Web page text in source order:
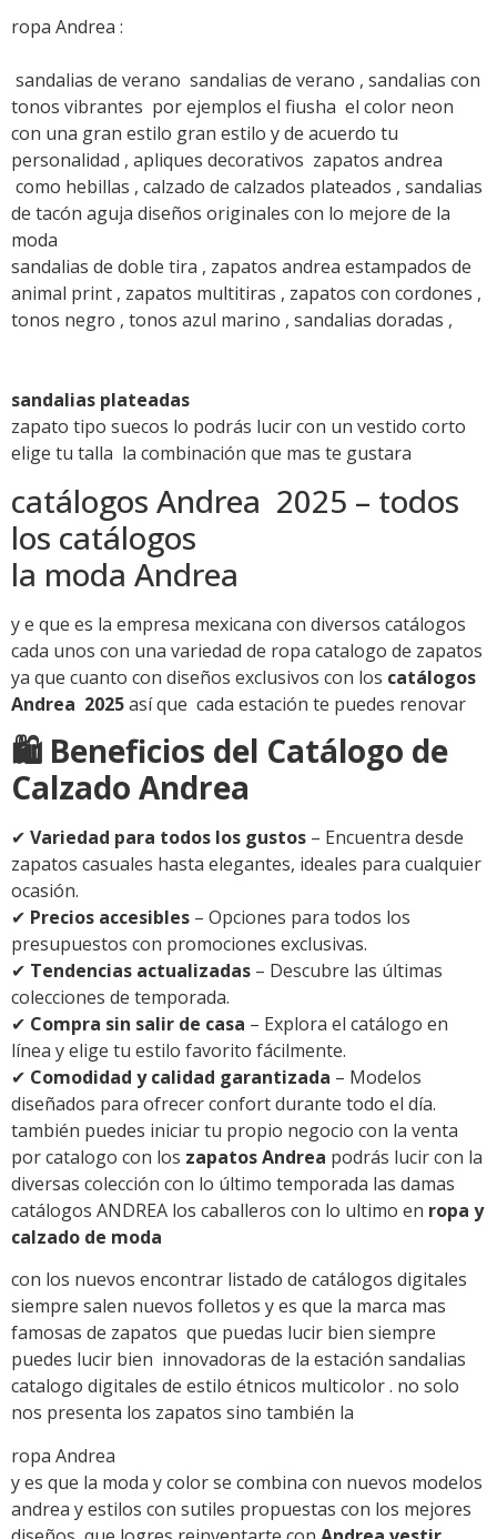
ropa Andrea :
sandalias de verano sandalias de verano , sandalias con
tonos vibrantes por ejemplos el fiusha el color neon
con una gran estilo gran estilo y de acuerdo tu
personalidad , apliques decorativos zapatos andrea
como hebillas , calzado de calzados plateados , sandalias
de tacón aguja diseños originales con lo mejore de la
moda
sandalias de doble tira , zapatos andrea estampados de
animal print , zapatos multitiras , zapatos con cordones ,
tonos negro , tonos azul marino , sandalias doradas ,
sandalias plateadas
zapato tipo suecos lo podrás lucir con un vestido corto
elige tu talla la combinación que mas te gustara
catálogos Andrea 2025 – todos
los catálogos
la moda Andrea
y e que es la empresa mexicana con diversos catálogos
cada unos con una variedad de ropa catalogo de zapatos
ya que cuanto con diseños exclusivos con los catálogos
Andrea 2025así que cada estación te puedes renovar
🛍️ Beneficios del Catálogo de
Calzado Andrea
✔ Variedad para todos los gustos – Encuentra desde
zapatos casuales hasta elegantes, ideales para cualquier
ocasión.
✔ Precios accesibles – Opciones para todos los
presupuestos con promociones exclusivas.
✔ Tendencias actualizadas – Descubre las últimas
colecciones de temporada.
✔ Compra sin salir de casa – Explora el catálogo en
línea y elige tu estilo favorito fácilmente.
✔ Comodidad y calidad garantizada – Modelos
diseñados para ofrecer confort durante todo el día.
también puedes iniciar tu propio negocio con la venta
por catalogo con los zapatos Andrea podrás lucir con la
diversas colección con lo último temporada las damas
catálogos ANDREA los caballeros con lo ultimo en ropa y
calzado de moda
con los nuevos encontrar listado de catálogos digitales
siempre salen nuevos folletos y es que la marca mas
famosas de zapatos que puedas lucir bien siempre
puedes lucir bien innovadoras de la estación sandalias
catalogo digitales de estilo étnicos multicolor . no solo
nos presenta los zapatos sino también la
ropa Andrea
y es que la moda y color se combina con nuevos modelos
andrea y estilos con sutiles propuestas con los mejores